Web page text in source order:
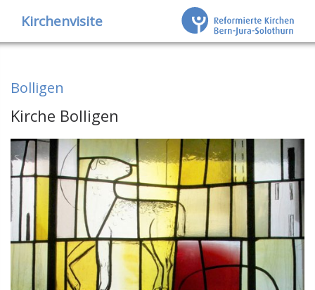
Kirchenvisite
Bolligen
Kirche Bolligen